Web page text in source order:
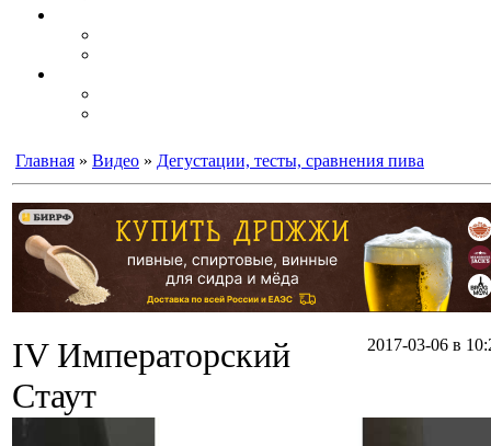
Главная » Видео » Дегустации, тесты, сравнения пива
2017-03-06 в
IV Императорский
Стаут